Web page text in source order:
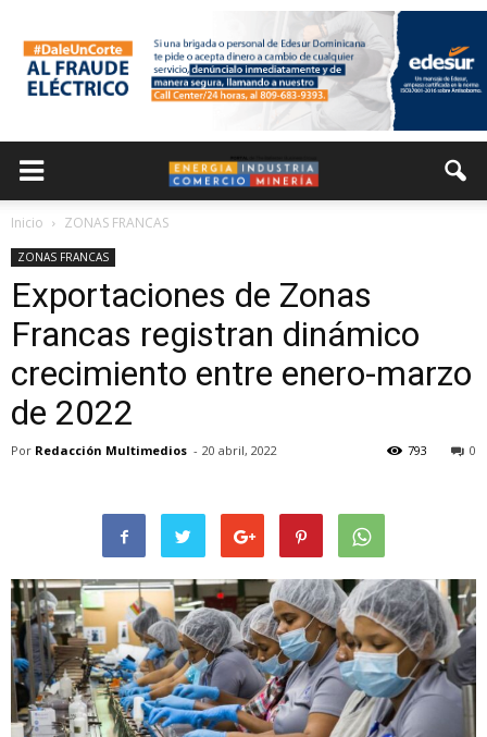
Inicio ZONAS FRANCAS
ZONAS FRANCAS
Exportaciones de Zonas
Francas registran dinámico
crecimiento entre enero-marzo
de 2022
Por Redacción Multimedios - 20 abril, 2022 0
793